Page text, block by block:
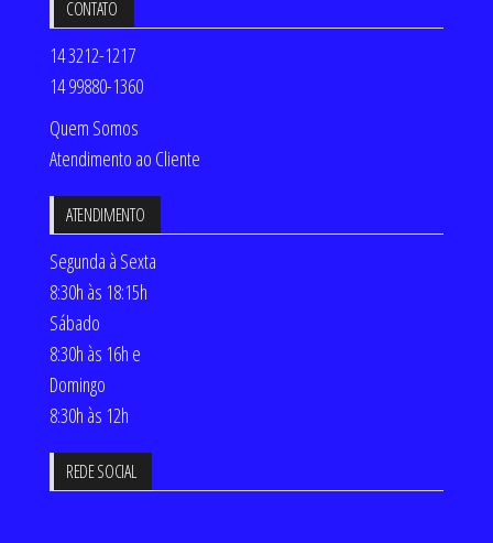
CONTATO
14 3212-1217
14 99880-1360
Quem Somos
Atendimento ao Cliente
ATENDIMENTO
Segunda à Sexta
8:30h às 18:15h
Sábado
8:30h às 16h e
Domingo
8:30h às 12h
REDE SOCIAL